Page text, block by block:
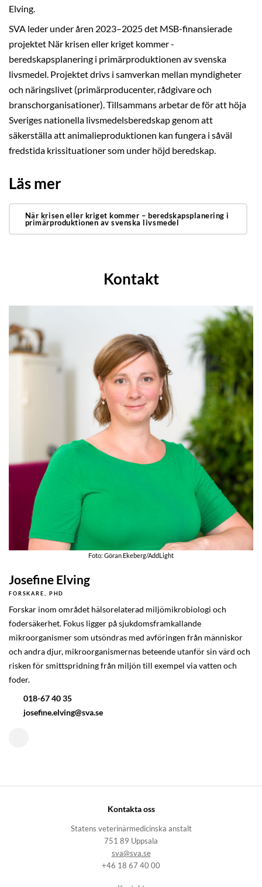
Elving.
SVA leder under åren 2023–2025 det MSB-finansierade
projektet När krisen eller kriget kommer -
beredskapsplanering i primärproduktionen av svenska
livsmedel. Projektet drivs i samverkan mellan myndigheter
och näringslivet (primärproducenter, rådgivare och
branschorganisationer). Tillsammans arbetar de för att höja
Sveriges nationella livsmedelsberedskap genom att
säkerställa att animalieproduktionen kan fungera i såväl
fredstida krissituationer som under höjd beredskap.
Läs mer
När krisen eller kriget kommer – beredskapsplanering i
primärproduktionen av svenska livsmedel
Kontakt
Foto: Göran Ekeberg/AddLight
Josefine Elving
FORSKARE, PHD
Forskar inom området hälsorelaterad miljömikrobiologi och
fodersäkerhet. Fokus ligger på sjukdomsframkallande
mikroorganismer som utsöndras med avföringen från människor
och andra djur, mikroorganismernas beteende utanför sin värd och
risken för smittspridning från miljön till exempel via vatten och
foder.
018-67 40 35
josefine.elving@sva.se
Kontakta oss
Statens veterinärmedicinska anstalt
751 89 Uppsala
sva@sva.se
+46 18 67 40 00